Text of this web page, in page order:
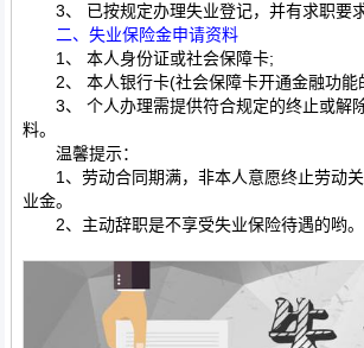
3、 已按规定办理失业登记，并有求职要求
二、失业保险金申请资料
1、 本人身份证或社会保障卡;
2、 本人银行卡(社会保障卡开通金融功能
3、 个人办理需提供符合规定的终止或解
料。
温馨提示：
1、劳动合同期满，非本人意愿终止劳动关
业金。
2、主动辞职是不享受失业保险待遇的哟。